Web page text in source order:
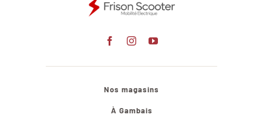
Nos magasins
À Gambais